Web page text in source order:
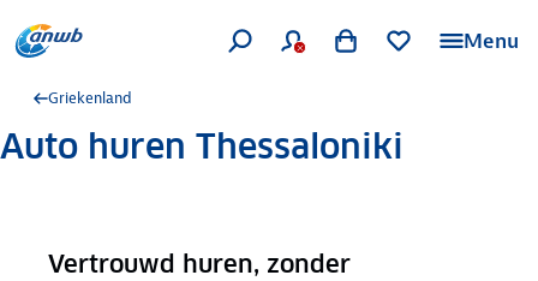
Menu
Griekenland
Auto huren Thessaloniki
Vertrouwd huren, zonder